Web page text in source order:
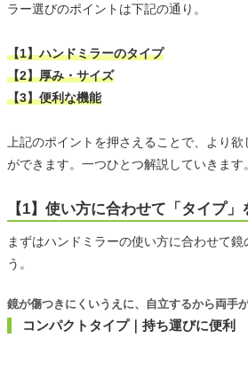
ラー選びのポイントは下記の通り。
【1】ハンドミラーのタイプ
【2】厚み・サイズ
【3】便利な機能
上記のポイントを押さえることで、より
ができます。一つひとつ解説していきます。
【1】使い方に合わせて「タイプ」
まずはハンドミラーの使い方に合わせて鏡
う。
コンパクトタイプ｜持ち運びに便利
鏡が傷つきにくいうえに、自立するから両手